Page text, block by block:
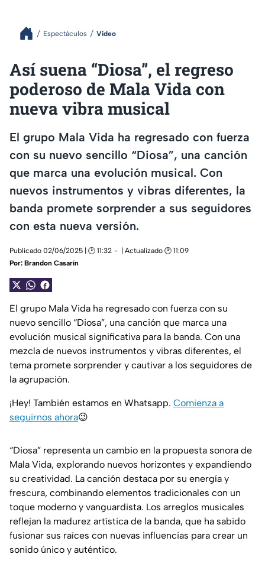
Espectáculos Video
Así suena “Diosa”, el regreso
poderoso de Mala Vida con
nueva vibra musical
El grupo Mala Vida ha regresado con fuerza
con su nuevo sencillo “Diosa”, una canción
que marca una evolución musical. Con
nuevos instrumentos y vibras diferentes, la
banda promete sorprender a sus seguidores
con esta nueva versión.
Publicado 02/06/2025 | 🕑 11:32
| Actualizado 🕑 11:09
Por: Brandon Casarín
El grupo Mala Vida ha regresado con fuerza con su
nuevo sencillo “Diosa”, una canción que marca una
evolución musical significativa para la banda. Con una
mezcla de nuevos instrumentos y vibras diferentes, el
tema promete sorprender y cautivar a los seguidores de
la agrupación.
¡Hey! También estamos en Whatsapp. Comienza a
seguirnos ahora😉
“Diosa” representa un cambio en la propuesta sonora de
Mala Vida, explorando nuevos horizontes y expandiendo
su creatividad. La canción destaca por su energía y
frescura, combinando elementos tradicionales con un
toque moderno y vanguardista. Los arreglos musicales
reflejan la madurez artística de la banda, que ha sabido
fusionar sus raíces con nuevas influencias para crear un
sonido único y auténtico.